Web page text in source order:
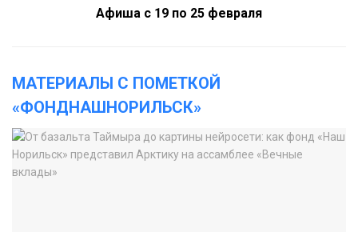
Афиша с 19 по 25 февраля
МАТЕРИАЛЫ С ПОМЕТКОЙ
«ФОНДНАШНОРИЛЬСК»